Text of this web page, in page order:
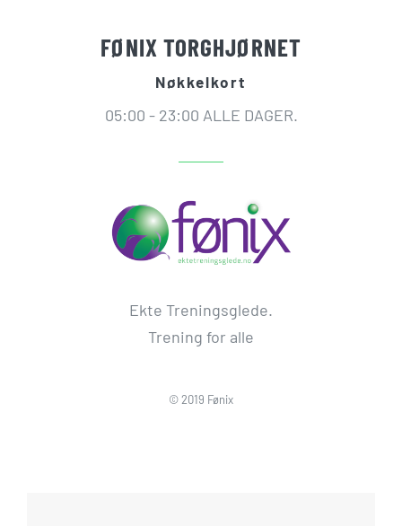
FØNIX TORGHJØRNET
Nøkkelkort
05:00 - 23:00 ALLE DAGER.
Ekte Treningsglede.
Trening for alle
© 2019 Fønix